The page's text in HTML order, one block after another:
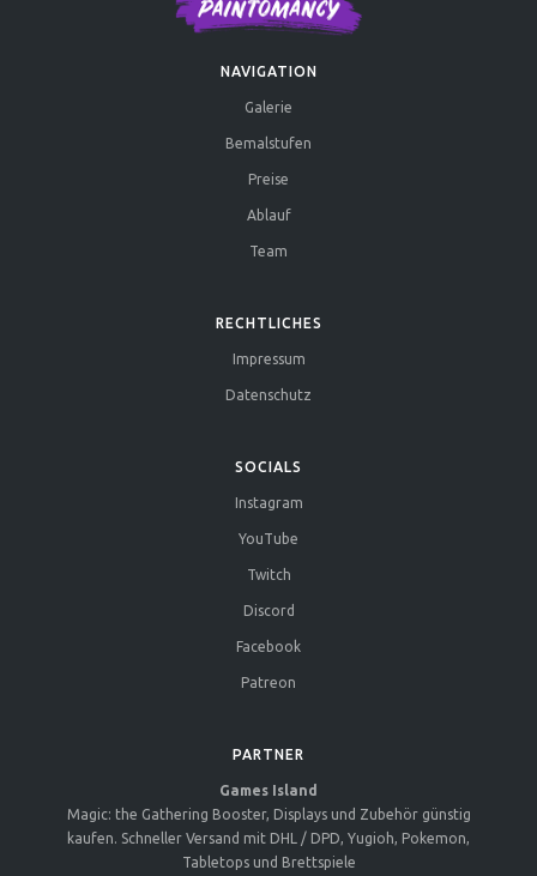
NAVIGATION
Galerie
Bemalstufen
Preise
Ablauf
Team
RECHTLICHES
Impressum
Datenschutz
SOCIALS
Instagram
YouTube
Twitch
Discord
Facebook
Patreon
PARTNER
Games Island
Magic: the Gathering Booster, Displays und Zubehör günstig
kaufen. Schneller Versand mit DHL / DPD, Yugioh, Pokemon,
Tabletops und Brettspiele